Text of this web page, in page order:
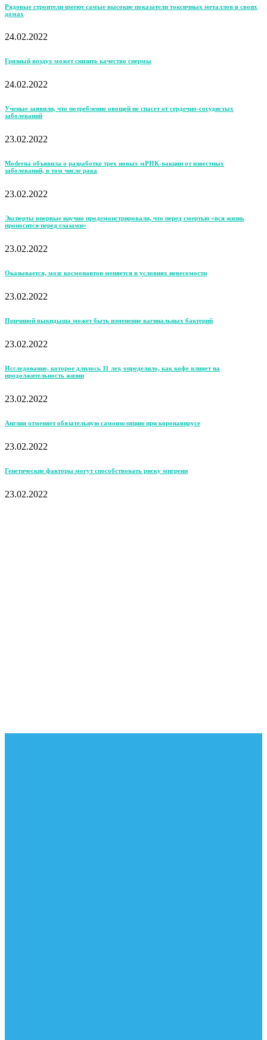
Рядовые строители имеют самые высокие показатели токсичных металлов в своих
домах
24.02.2022
Грязный воздух может снизить качество спермы
24.02.2022
Ученые заявили, что потребление овощей не спасет от сердечно-сосудистых
заболеваний
23.02.2022
Moderna объявила о разработке трех новых мРНК-вакцин от известных
заболеваний, в том числе рака
23.02.2022
Эксперты впервые научно продемонстрировали, что перед смертью «вся жизнь
проносится перед глазами»
23.02.2022
Оказывается, мозг космонавтов меняется в условиях невесомости
23.02.2022
Причиной выкидыша может быть изменение вагинальных бактерий
23.02.2022
Исследование, которое длилось 11 лет, определило, как кофе влияет на
продолжительность жизни
23.02.2022
Англия отменяет обязательную самоизоляцию при коронавирусе
23.02.2022
Генетические факторы могут способствовать риску мигрени
23.02.2022